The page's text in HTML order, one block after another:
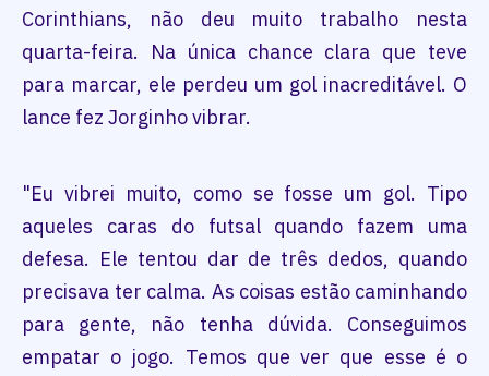
Corinthians, não deu muito trabalho nesta
quarta-feira. Na única chance clara que teve
para marcar, ele perdeu um gol inacreditável. O
lance fez Jorginho vibrar.
"Eu vibrei muito, como se fosse um gol. Tipo
aqueles caras do futsal quando fazem uma
defesa. Ele tentou dar de três dedos, quando
precisava ter calma. As coisas estão caminhando
para gente, não tenha dúvida. Conseguimos
empatar o jogo. Temos que ver que esse é o